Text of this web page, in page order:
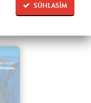
SÚHLASÍM